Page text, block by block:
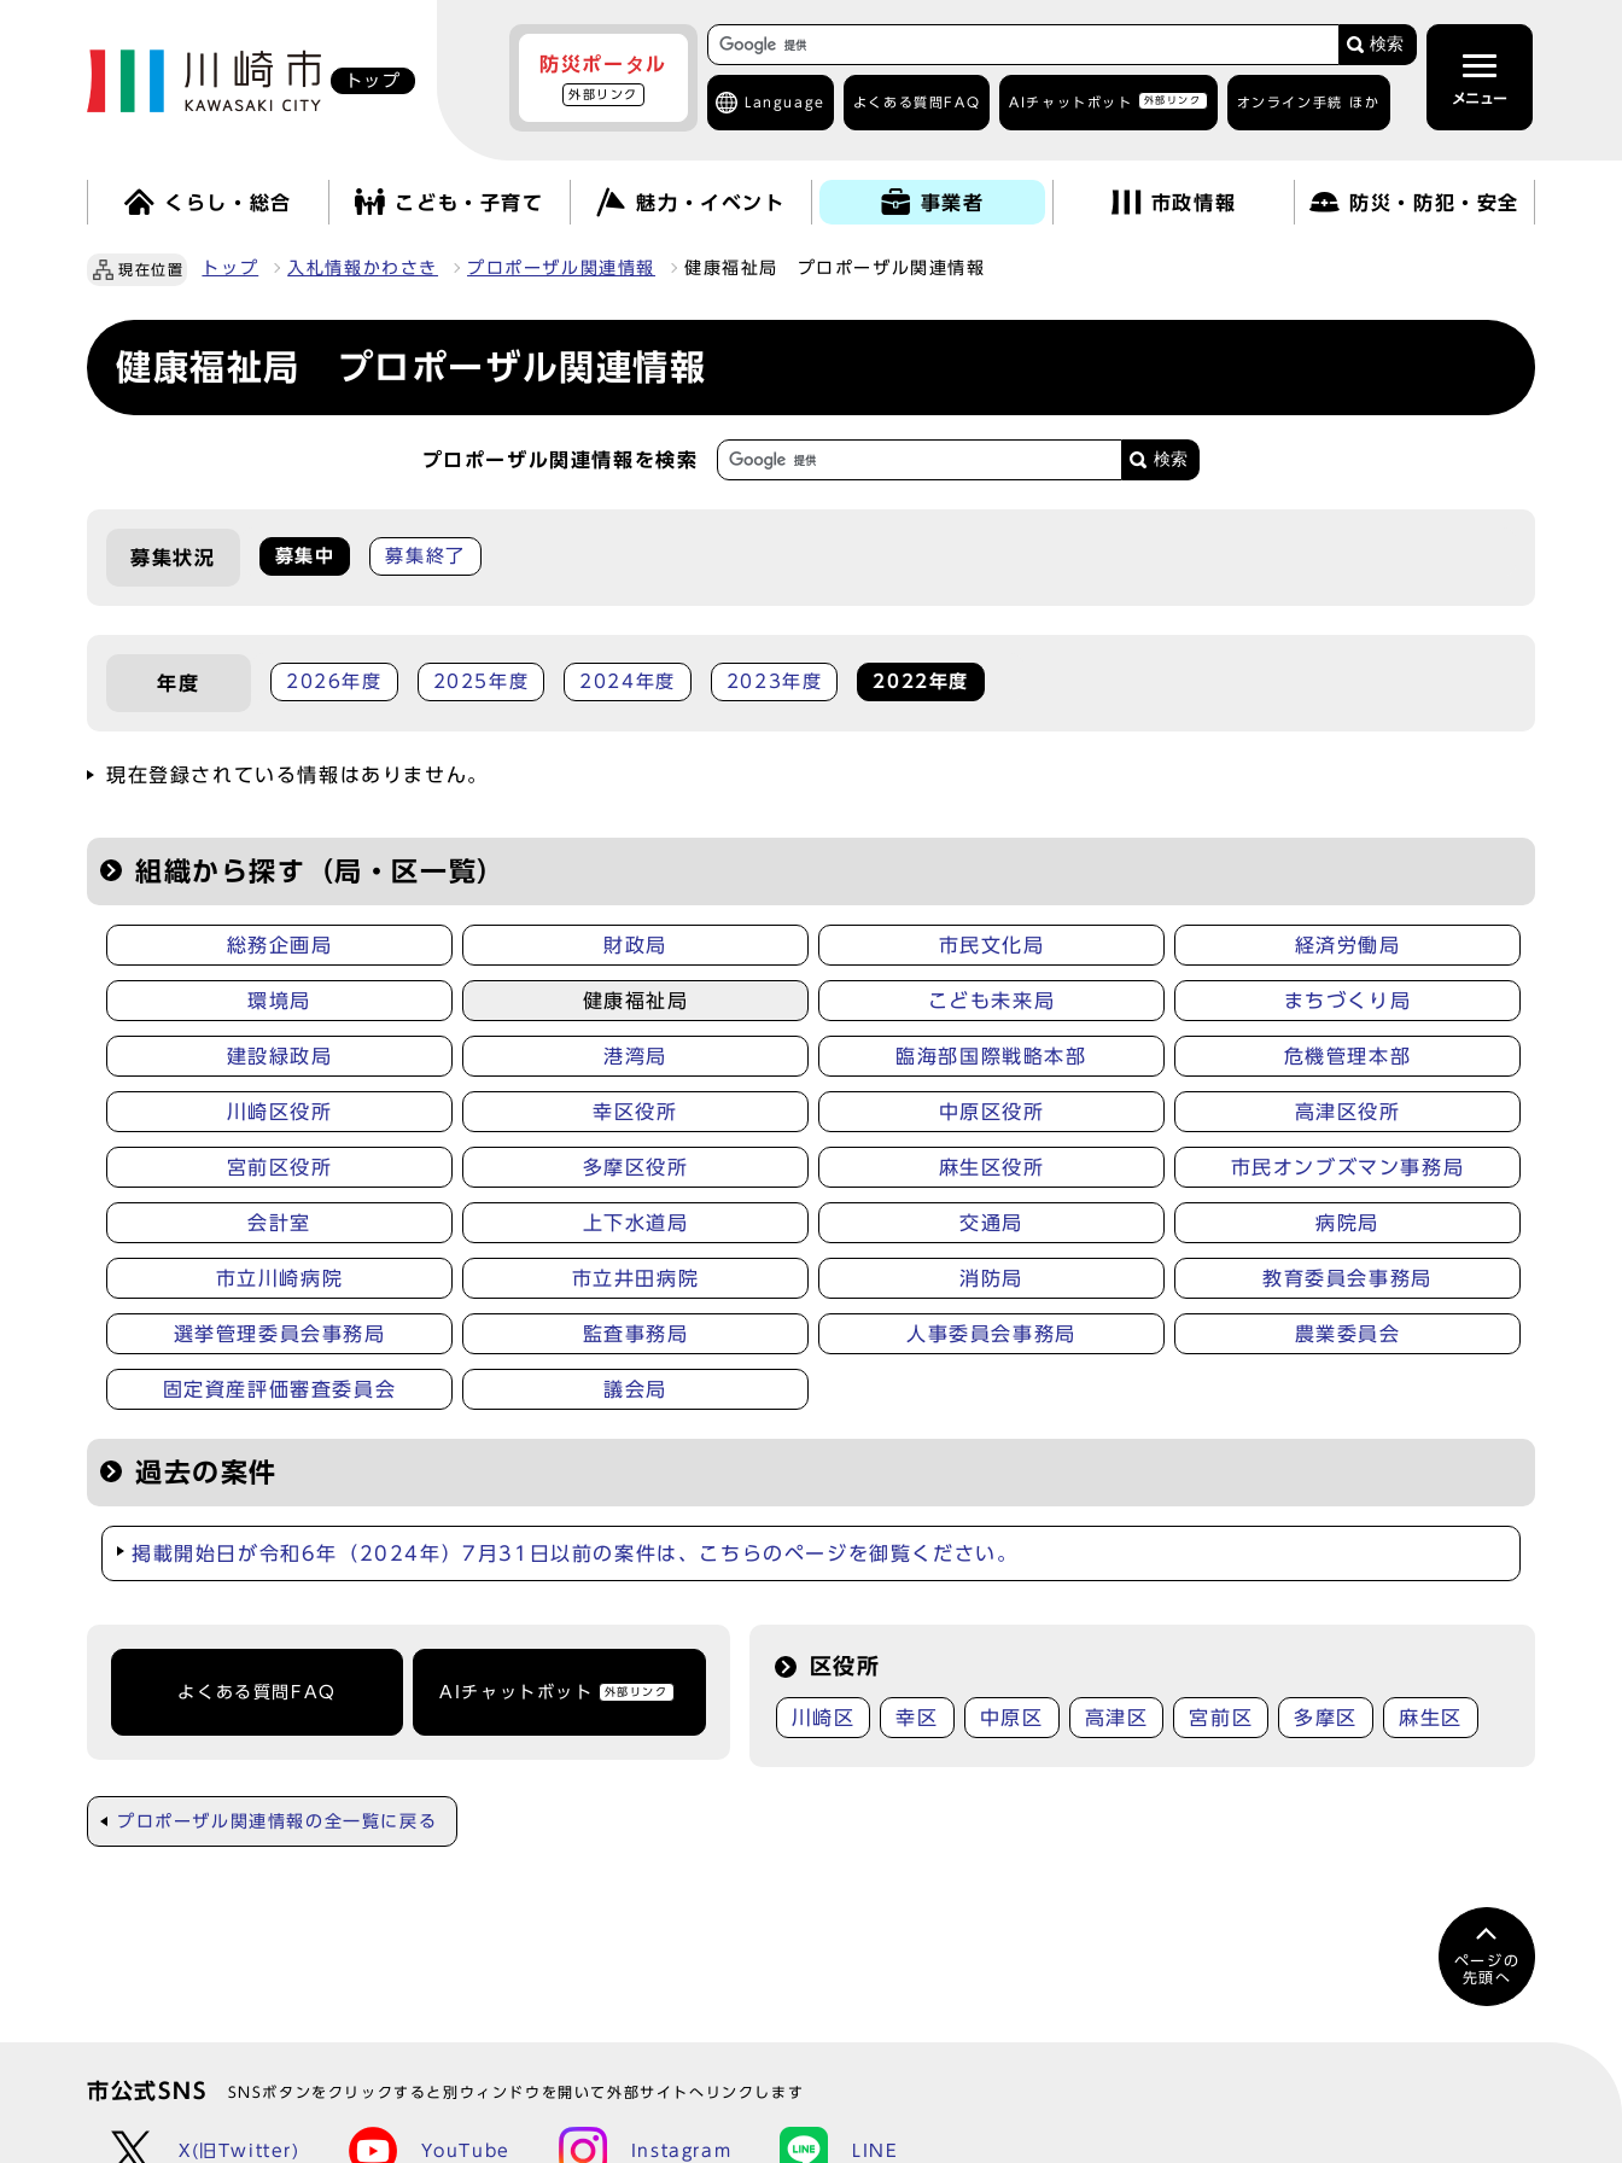
トップ
防災ポータル
外部リンク
検索
Language よくある質問 FAQ AIチャットボット 外部リンク オンライン手続 ほか メニュー
くらし・総合 こども・子育て 魅力・イベント 事業者 市政情報 防災・防犯・安全
現在位置 トップ 入札情報かわさき プロポーザル関連情報 健康福祉局 プロポーザル関連情報
健康福祉局 プロポーザル関連情報
プロポーザル関連情報を検索
募集状況 募集中 募集終了
年度 2026年度 2025年度 2024年度 2023年度 2022年度
現在登録されている情報はありません。
組織から探す（局・区一覧）
総務企画局 財政局 市民文化局 経済労働局
環境局 健康福祉局 こども未来局 まちづくり局
建設緑政局 港湾局 臨海部国際戦略本部 危機管理本部
川崎区役所 幸区役所 中原区役所 高津区役所
宮前区役所 多摩区役所 麻生区役所 市民オンブズマン事務局
会計室 上下水道局 交通局 病院局
市立川崎病院 市立井田病院 消防局 教育委員会事務局
選挙管理委員会事務局 監査事務局 人事委員会事務局 農業委員会
固定資産評価審査委員会 議会局
過去の案件
掲載開始日が令和6年（2024年）7月31日以前の案件は、こちらのページを御覧ください。
よくある質問FAQ AIチャットボット 外部リンク
区役所
川崎区 幸区 中原区 高津区 宮前区 多摩区 麻生区
プロポーザル関連情報の全一覧に戻る
ページの
先頭へ
市公式SNS SNSボタンをクリックすると別ウィンドウを開いて外部サイトへリンクします
X(旧Twitter) YouTube Instagram LINE